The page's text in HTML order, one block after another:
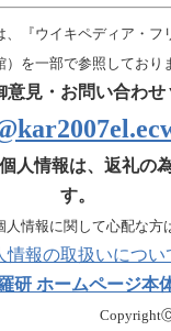
『ウイキペディア・フ
を一部で参照しており
意見・お問い合わ
人情報は、返礼の
す。
人情報に関して心配な
情報の取扱いについ
研 ホームページ本